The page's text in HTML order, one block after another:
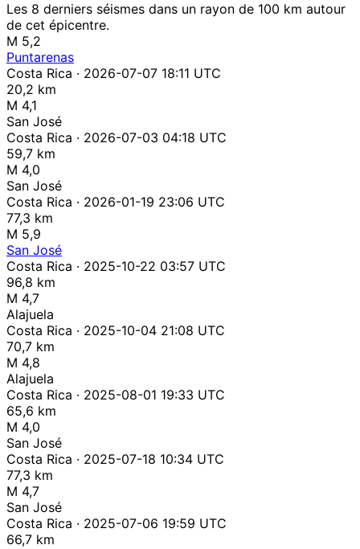
Les 8 derniers séismes dans un rayon de 100 km autour
de cet épicentre.
M 5,2
Puntarenas
Costa Rica · 2026-07-07 18:11 UTC
20,2 km
M 4,1
San José
Costa Rica · 2026-07-03 04:18 UTC
59,7 km
M 4,0
San José
Costa Rica · 2026-01-19 23:06 UTC
77,3 km
M 5,9
San José
Costa Rica · 2025-10-22 03:57 UTC
96,8 km
M 4,7
Alajuela
Costa Rica · 2025-10-04 21:08 UTC
70,7 km
M 4,8
Alajuela
Costa Rica · 2025-08-01 19:33 UTC
65,6 km
M 4,0
San José
Costa Rica · 2025-07-18 10:34 UTC
77,3 km
M 4,7
San José
Costa Rica · 2025-07-06 19:59 UTC
66,7 km